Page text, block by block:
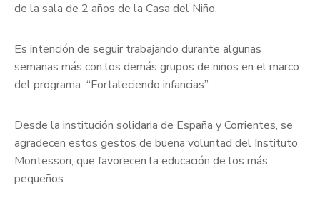
de la sala de 2 años de la Casa del Niño.
Es intención de seguir trabajando durante algunas
semanas más con los demás grupos de niños en el marco
del programa “Fortaleciendo infancias”.
Desde la institución solidaria de España y Corrientes, se
agradecen estos gestos de buena voluntad del Instituto
Montessori, que favorecen la educación de los más
pequeños.